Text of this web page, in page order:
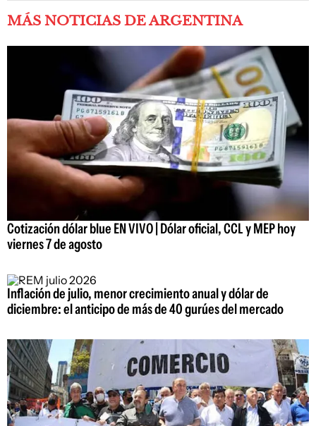
MÁS NOTICIAS DE ARGENTINA
Cotización dólar blue EN VIVO | Dólar oficial, CCL y MEP hoy
viernes 7 de agosto
Inflación de julio, menor crecimiento anual y dólar de
diciembre: el anticipo de más de 40 gurúes del mercado